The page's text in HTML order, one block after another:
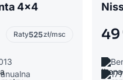
4×4
Raty525zł/msc 49